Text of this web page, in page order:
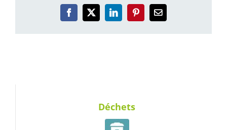
Facebook
X LinkedInPinterestEmail
Déchets